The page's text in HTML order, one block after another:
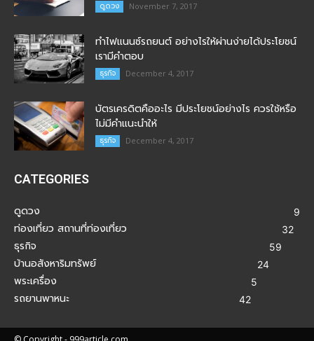
ดูดวง November 7, 2017
ทำไฟแนนซ์รถยนต์ อย่างไรให้ผ่านง่ายได้ประโยชน์
เรามีคำตอบ
ธุรกิจ December 4, 2017
บัตรเครดิตคืออะไร มีประโยชน์อย่างไร ควรใช้หรือ
ไม่มีคำแนะนำให้
ธุรกิจ December 4, 2017
CATEGORIES
ดูดวง 9
ท่องเที่ยว สถานที่ท่องเที่ยว 32
ธุรกิจ 59
บ้านอสังหาริมทรัพย์ 24
พระเครื่อง 5
รถยานพาหนะ 42